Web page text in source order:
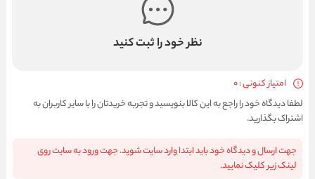
نظر خود را ثبت کنید
امتیاز کنونی : 0
لطفا دیدگاه خود را راجع به این کالا بنویسید و تجربه خریدتان را با سایر کاربران به
اشتراک بگذارید.
جهت ارسال و دیدگاه خود باید ابتدا وارد سایت شوید. جهت ورود به سایت روی
لینک زیر کلیک نمایید.